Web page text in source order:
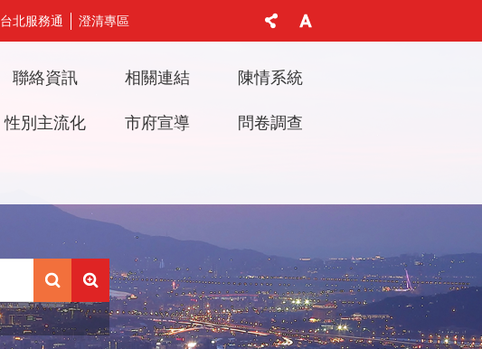
台北服務通 澄清專區
聯絡資訊 相關連結 陳情系統
性別主流化 市府宣導 問卷調查